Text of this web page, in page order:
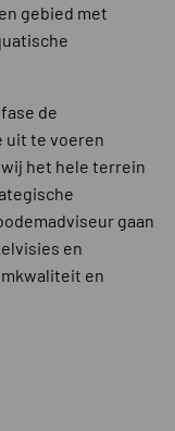
gebied met
de
uit te voeren
het hele terrein
gaan
en
en